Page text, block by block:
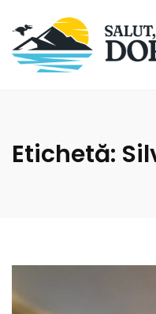
Etichetă: